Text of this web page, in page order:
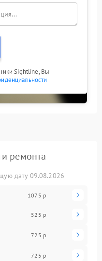
Sightline, Вы
ремонта
дату 09.08.2026
1075 р
525 р
725 р
725 р